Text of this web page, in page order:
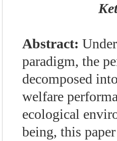
Abstract:
paradigm, the
decomposed
welfare
ecological
being, this